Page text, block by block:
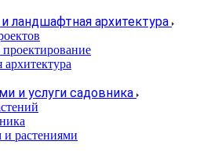
ландшафтная архитектура
и услуги садовника
и растениями